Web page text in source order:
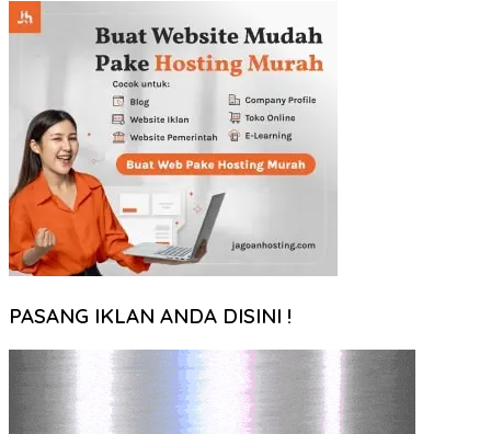
PASANG IKLAN ANDA DISINI !